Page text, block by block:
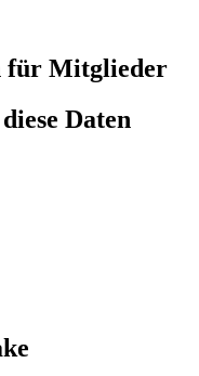
für Mitglieder
Daten